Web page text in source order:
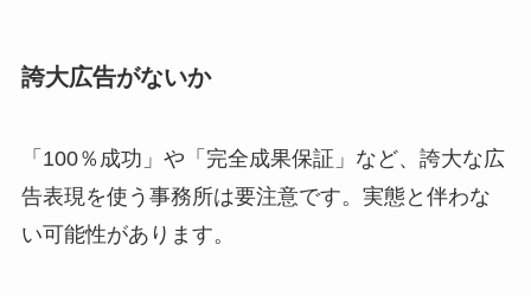
誇大広告がないか
「100％成功」や「完全成果保証」など、誇大な広
告表現を使う事務所は要注意です。実態と伴わな
い可能性があります。